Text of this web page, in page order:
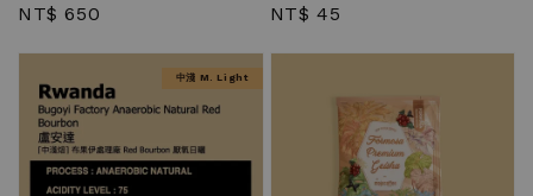
Regular
NT$ 650
Regular
NT$ 45
中淺 M. Light